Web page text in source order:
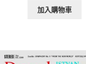
加入購物車